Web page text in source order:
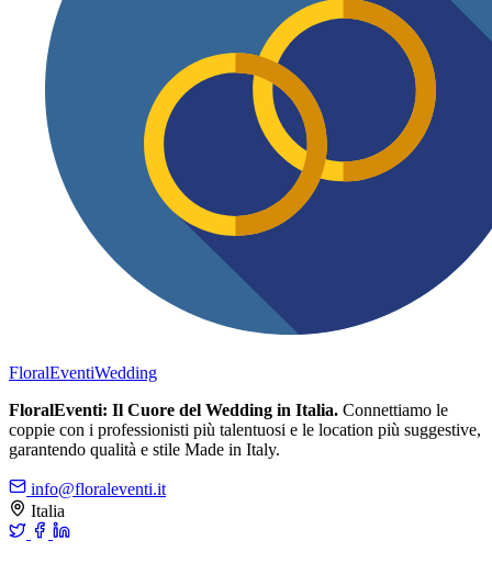
FloralEventiWedding
FloralEventi: Il Cuore del Wedding in Italia. Connettiamo le
coppie con i professionisti più talentuosi e le location più suggestive,
garantendo qualità e stile Made in Italy.
info@floraleventi.it
Italia